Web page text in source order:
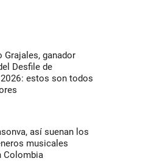
Grajales, ganador
Desfile de
estos son todos
así suenan los
musicales
Colombia